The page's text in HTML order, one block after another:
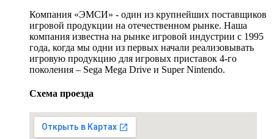
Компания «ЭМСИ» - один из крупнейших поставщиков
игровой продукции на отечественном рынке. Наша
компания известна на рынке игровой индустрии с 1995
года, когда мы одни из первых начали реализовывать
игровую продукцию для игровых приставок 4-го
поколения – Sega Mega Drive и Super Nintendo.
Схема проезда